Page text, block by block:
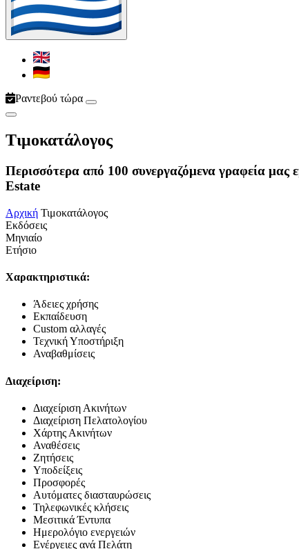
Ραντεβού τώρα
Τιμοκατάλογος
Περισσότερα από 100 συνεργαζόμενα γραφεία μας
Estate
Αρχική Τιμοκατάλογος
Εκδόσεις
Μηνιαίο
Ετήσιο
Χαρακτηριστικά:
Άδειες χρήσης
Εκπαίδευση
Custom αλλαγές
Τεχνική Υποστήριξη
Αναβαθμίσεις
Διαχείριση:
Διαχείριση Ακινήτων
Διαχείριση Πελατολογίου
Χάρτης Ακινήτων
Αναθέσεις
Ζητήσεις
Υποδείξεις
Προσφορές
Αυτόματες διασταυρώσεις
Τηλεφωνικές κλήσεις
Μεσιτικά Έντυπα
Ημερολόγιο ενεργειών
Ενέργειες ανά Πελάτη